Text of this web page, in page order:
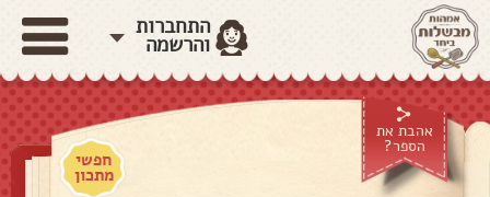
התחברות
והרשמה
אהבת את
הספר?
חפשי
מתכון